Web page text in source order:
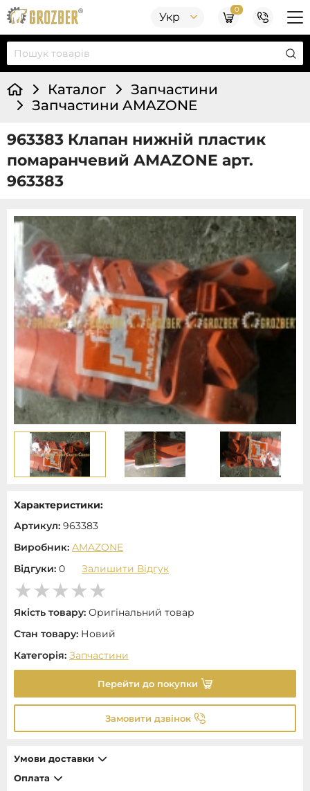
Укр
0
Каталог
Запчастини
Запчастини AMAZONE
963383 Клапан нижній пластик
помаранчевий AMAZONE арт.
963383
Характеристики:
Артикул: 963383
Виробник: AMAZONE
Відгуки: 0 Залишити Відгук
Якість товару: Оригінальний товар
Стан товару: Новий
Категорія: Запчастини
Перейти до покупки
Замовити дзвінок
Умови доставки
Оплата